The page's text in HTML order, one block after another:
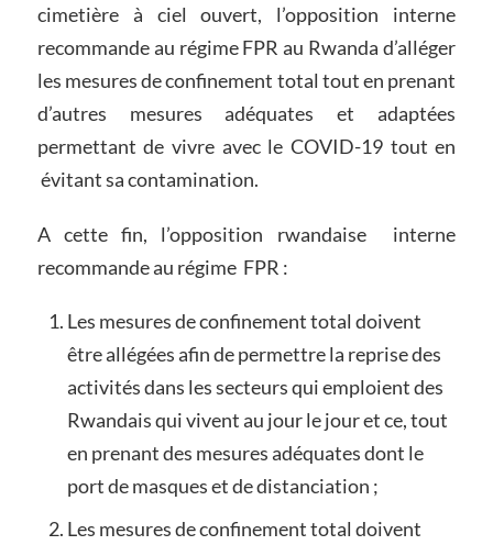
cimetière à ciel ouvert, l’opposition interne
recommande au régime FPR au Rwanda d’alléger
les mesures de confinement total tout en prenant
d’autres mesures adéquates et adaptées
permettant de vivre avec le COVID-19 tout en
évitant sa contamination.
A cette fin, l’opposition rwandaise interne
recommande au régime FPR :
Les mesures de confinement total doivent
être allégées afin de permettre la reprise des
activités dans les secteurs qui emploient des
Rwandais qui vivent au jour le jour et ce, tout
en prenant des mesures adéquates dont le
port de masques et de distanciation ;
Les mesures de confinement total doivent